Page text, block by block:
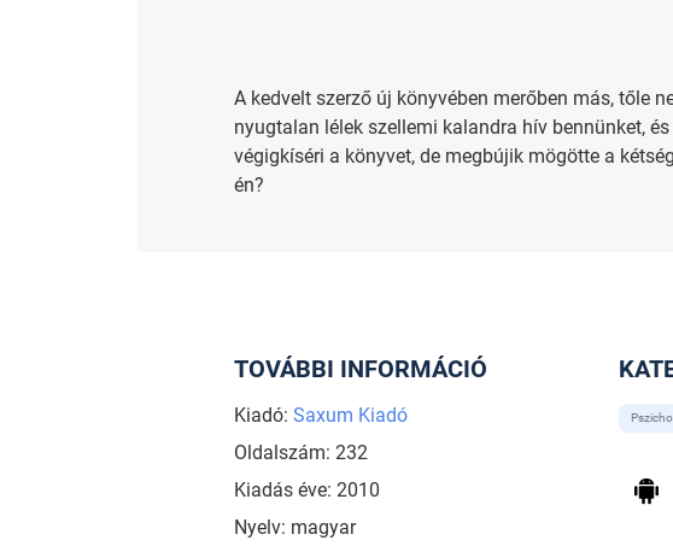
A kedvelt szerző új könyvében merőben más, tőle
nyugtalan lélek szellemi kalandra hív bennünket,
végigkíséri a könyvet, de megbújik mögötte a
én?
TOVÁBBI INFORMÁCIÓ
Kiadó: Saxum Kiadó
Oldalszám: 232
Kiadás éve: 2010
Nyelv: magyar